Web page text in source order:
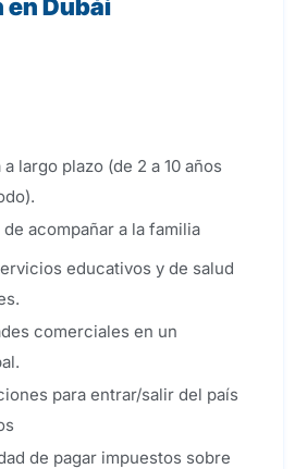
en Dubái
largo plazo (de 2 a 10 años
acompañar a la familia
educativos y de salud
comerciales en un
para entrar/salir del país
de pagar impuestos sobre